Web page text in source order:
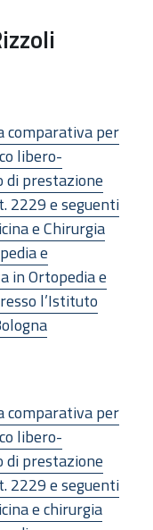
comparativa per
libero-
di prestazione
2229 e seguenti
e Chirurgia
e
in Ortopedia e
l’Istituto
comparativa per
libero-
di prestazione
2229 e seguenti
e chirurgia